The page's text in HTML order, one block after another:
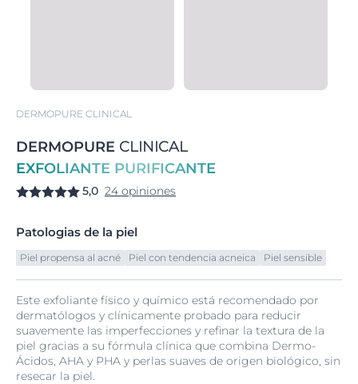
DERMOPURE CLINICAL
DERMOPURE CLINICAL
EXFOLIANTE PURIFICANTE
5,0 24 opiniones
Patologias de la piel
Piel propensa al acné Piel con tendencia acneica Piel sensible
Este exfoliante físico y químico está recomendado por
dermatólogos y clínicamente probado para reducir
suavemente las imperfecciones y refinar la textura de la
piel gracias a su fórmula clínica que combina Dermo-
Ácidos, AHA y PHA y perlas suaves de origen biológico, sin
resecar la piel.